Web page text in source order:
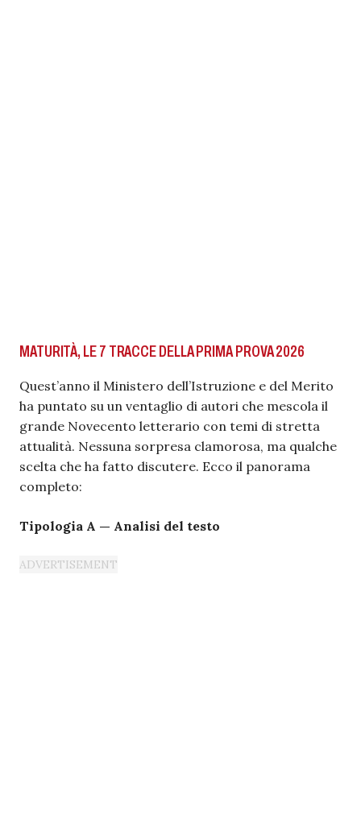
MATURITÀ, LE 7 TRACCE DELLA PRIMA PROVA 2026
Quest’anno il Ministero dell’Istruzione e del Merito
ha puntato su un ventaglio di autori che mescola il
grande Novecento letterario con temi di stretta
attualità. Nessuna sorpresa clamorosa, ma qualche
scelta che ha fatto discutere. Ecco il panorama
completo:
Tipologia A — Analisi del testo